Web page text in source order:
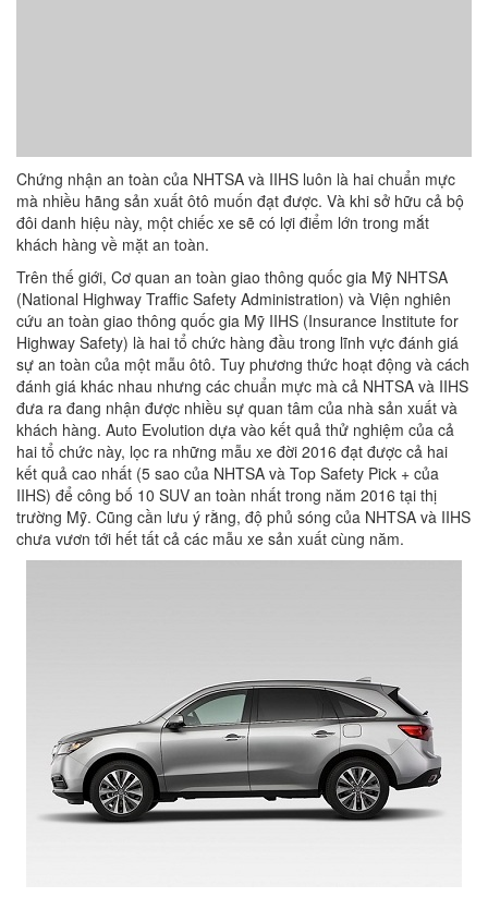
Chứng nhận an toàn của NHTSA và IIHS luôn là hai chuẩn mực
mà nhiều hãng sản xuất ôtô muốn đạt được. Và khi sở hữu cả bộ
đôi danh hiệu này, một chiếc xe sẽ có lợi điểm lớn trong mắt
khách hàng về mặt an toàn.
Trên thế giới, Cơ quan an toàn giao thông quốc gia Mỹ NHTSA
(National Highway Traffic Safety Administration) và Viện nghiên
cứu an toàn giao thông quốc gia Mỹ IIHS (Insurance Institute for
Highway Safety) là hai tổ chức hàng đầu trong lĩnh vực đánh giá
sự an toàn của một mẫu ôtô. Tuy phương thức hoạt động và cách
đánh giá khác nhau nhưng các chuẩn mực mà cả NHTSA và IIHS
đưa ra đang nhận được nhiều sự quan tâm của nhà sản xuất và
khách hàng. Auto Evolution dựa vào kết quả thử nghiệm của cả
hai tổ chức này, lọc ra những mẫu xe đời 2016 đạt được cả hai
kết quả cao nhất (5 sao của NHTSA và Top Safety Pick + của
IIHS) để công bố 10 SUV an toàn nhất trong năm 2016 tại thị
trường Mỹ. Cũng cần lưu ý rằng, độ phủ sóng của NHTSA và IIHS
chưa vươn tới hết tất cả các mẫu xe sản xuất cùng năm.